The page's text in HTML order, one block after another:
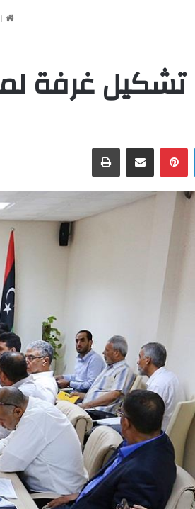
تشكيل غرفة
لينكدإن بينتيريست مشاركة عبر البريد طباعة